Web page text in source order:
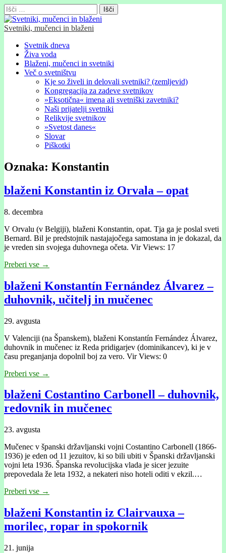
Išči:
Svetniki, mučenci in blaženi
Glavni
meni
Skip
content
Svetnik dneva
Živa voda
Blaženi, mučenci in svetniki
Več o svetništvu
Kje so živeli in delovali svetniki? (zemljevid)
Kongregacija za zadeve svetnikov
»Eksotična« imena ali svetniški zavetniki?
Naši prijatelji svetniki
Relikvije svetnikov
»Svetost danes«
Slovar
Piškotki
Oznaka: Konstantin
blaženi Konstantin iz Orvala – opat
8. decembra
V Orvalu (v Belgiji), blaženi Konstantin, opat. Tja ga je poslal sveti
Bernard. Bil je predstojnik nastajajočega samostana in je dokazal, da
je vreden sin svojega duhovnega očeta. Vir Views: 17
Preberi vse →
blaženi Konstantín Fernández Álvarez –
duhovnik, učitelj in mučenec
29. avgusta
V Valenciji (na Španskem), blaženi Konstantín Fernández Álvarez,
duhovnik in mučenec iz Reda pridigarjev (dominikancev), ki je v
času preganjanja dopolnil boj za vero. Vir Views: 0
Preberi vse →
blaženi Costantino Carbonell – duhovnik,
redovnik in mučenec
23. avgusta
Mučenec v španski državljanski vojni Costantino Carbonell (1866-
1936) je eden od 11 jezuitov, ki so bili ubiti v Španski državljanski
vojni leta 1936. Španska revolucijska vlada je sicer jezuite
prepovedala že leta 1932, a nekateri niso hoteli oditi v ekzil.…
Preberi vse →
blaženi Konstantin iz Clairvauxa –
morilec, ropar in spokornik
21. junija